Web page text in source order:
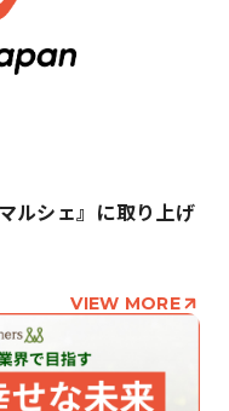
ルシェ』に取り上げ
VIEW MORE